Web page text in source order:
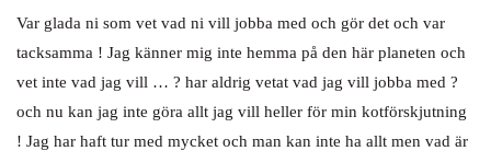
Var glada ni som vet vad ni vill jobba med och gör det och var
tacksamma ! Jag känner mig inte hemma på den här planeten och
vet inte vad jag vill … ? har aldrig vetat vad jag vill jobba med ?
och nu kan jag inte göra allt jag vill heller för min kotförskjutning
! Jag har haft tur med mycket och man kan inte ha allt men vad är